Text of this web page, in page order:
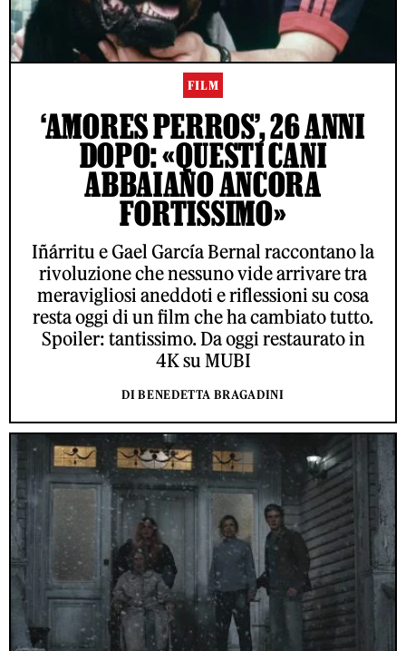
FILM
‘AMORES PERROS’, 26 ANNI
DOPO: «QUESTI CANI
ABBAIANO ANCORA
FORTISSIMO»
Iñárritu e Gael García Bernal raccontano la
rivoluzione che nessuno vide arrivare tra
meravigliosi aneddoti e riflessioni su cosa
resta oggi di un film che ha cambiato tutto.
Spoiler: tantissimo. Da oggi restaurato in
4K su MUBI
DI BENEDETTA BRAGADINI